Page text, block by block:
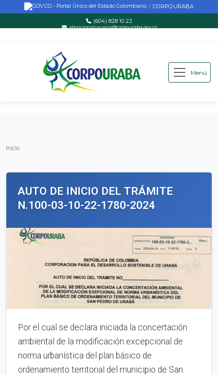
Saltar al contenido principal
| CORPOURABA
(604) 828 10 22
atencionalusuario@corpouraba.gov.co
Menú
Inicio
AUTO DE INICIO DEL TRÁMITE
N.100-03-10-22-1780-2024
Por el cual se declara iniciada la concertación
ambiental de la modificación excepcional de
norma urbanística del plan básico de
ordenamiento territorial del municipio de San